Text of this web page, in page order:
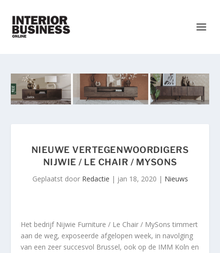
NIEUWE VERTEGENWOORDIGERS
NIJWIE / LE CHAIR / MYSONS
Geplaatst door Redactie | jan 18, 2020 | Nieuws
Het bedrijf Nijwie Furniture / Le Chair / MySons timmert
aan de weg, exposeerde afgelopen week, in navolging
van een zeer succesvol Brussel, ook op de IMM Koln en